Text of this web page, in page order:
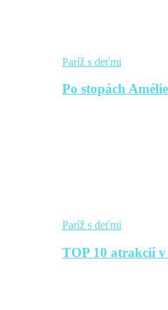
Paríž s deťmi
Po stopách
Paríž s deťmi
TOP 10 atrakcií